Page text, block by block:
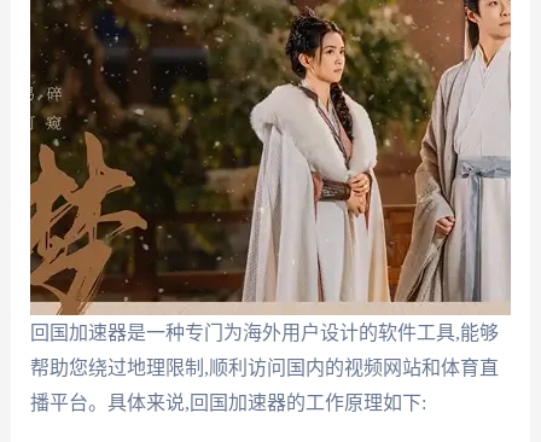
回国加速器是一种专门为海外用户设计的软件工具,能够
帮助您绕过地理限制,顺利访问国内的视频网站和体育直
播平台。具体来说,回国加速器的工作原理如下: